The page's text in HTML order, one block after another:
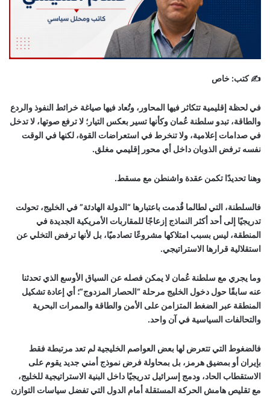
✍️ كتب: خاص
في لحظة إقليمية تتكاثر فيها المحاور، وتُعاد فيها صياغة خرائط النفوذ والردع
والطاقة، تبدو سلطنة عُمان وكأنها تسير بعكس التيار؛ لا ترفع صوتها، لا تدخل
في صدامات إعلامية، ولا تنخرط في استعراضات القوة، لكنها في الوقت
نفسه ترفض الذوبان داخل أي محور إقليمي مغلق.
وهنا تحديدًا تكمن عقدة واشنطن مع مسقط.
فالسلطنة، التي لطالما قُدمت باعتبارها “الدولة الهادئة” في الخليج، تحولت
تدريجيًا إلى أحد أكثر النماذج إزعاجًا للمقاربات الأمريكية الجديدة في
المنطقة، ليس بسبب امتلاكها مشروعًا تصادميًا، بل لأنها ترفض التخلي عن
استقلالية قرارها الاستراتيجي.
وما يجري مع سلطنة عُمان لا يمكن فصله عن السياق الأوسع الذي تحدثنا
عنه سابقًا حول دخول الخليج مرحلة “الحصار المزدوج”؛ أي إعادة تشكيل
المنطقة عبر الضغط المتزامن على الأمن والطاقة والممرات البحرية
والتحالفات السياسية في آن واحد.
فالضغوط التي تتعرض لها بعض العواصم الخليجية لم تعد مرتبطة فقط
بإيران أو بمضيق هرمز، بل بمحاولة فرض نموذج أمني جديد يقوم على
الاستقطاب الحاد، ودمج إسرائيل تدريجيًا داخل البنية الاستراتيجية للخليج،
مع تقليص هامش الحركة المستقلة أمام الدول التي تفضل سياسات التوازن